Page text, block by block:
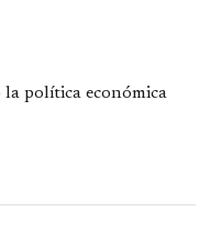
política económica